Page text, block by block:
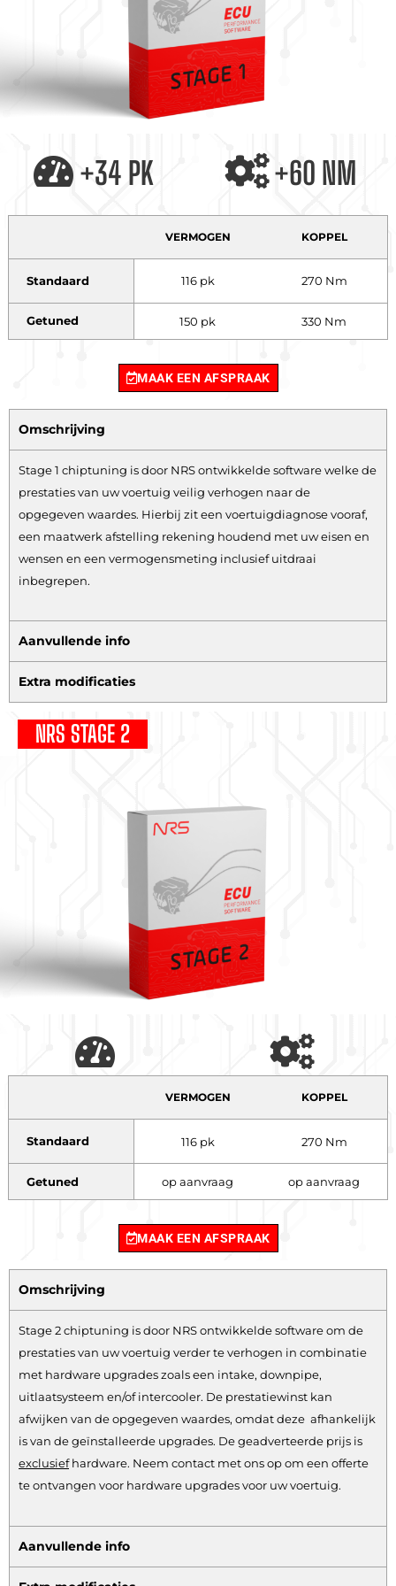
+34 PK +60 NM
VERMOGEN KOPPEL
Standaard 116 pk 270 Nm
Getuned 150 pk 330 Nm
MAAK EEN AFSPRAAK
Omschrijving
Stage 1 chiptuning is door NRS ontwikkelde software welke de
prestaties van uw voertuig veilig verhogen naar de
opgegeven waardes. Hierbij zit een voertuigdiagnose vooraf,
een maatwerk afstelling rekening houdend met uw eisen en
wensen en een vermogensmeting inclusief uitdraai
inbegrepen.
Aanvullende info
Extra modificaties
NRS STAGE 2
VERMOGEN KOPPEL
Standaard 116 pk 270 Nm
Getuned op aanvraag op aanvraag
MAAK EEN AFSPRAAK
Omschrijving
Stage 2 chiptuning is door NRS ontwikkelde software om de
prestaties van uw voertuig verder te verhogen in combinatie
met hardware upgrades zoals een intake, downpipe,
uitlaatsysteem en/of intercooler. De prestatiewinst kan
afwijken van de opgegeven waardes, omdat deze afhankelijk
is van de geïnstalleerde upgrades. De geadverteerde prijs is
exclusiefhardware. Neem contact met ons op om een offerte
te ontvangen voor hardware upgrades voor uw voertuig.
Aanvullende info